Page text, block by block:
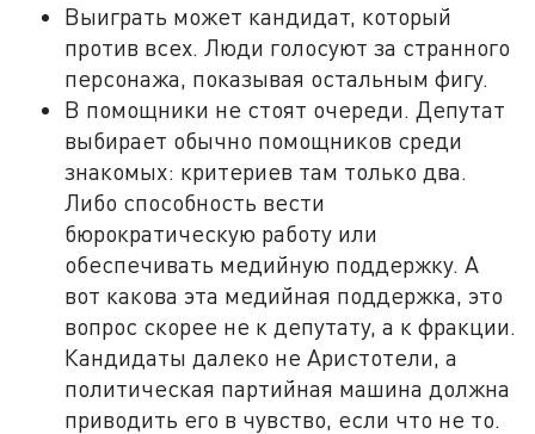
Выиграть может кандидат, который
против всех. Люди голосуют за странного
персонажа, показывая остальным фигу.
В помощники не стоят очереди. Депутат
выбирает обычно помощников среди
знакомых: критериев там только два.
Либо способность вести
бюрократическую работу или
обеспечивать медийную поддержку. А
вот какова эта медийная поддержка, это
вопрос скорее не к депутату, а к фракции.
Кандидаты далеко не Аристотели, а
политическая партийная машина должна
приводить его в чувство, если что не то.